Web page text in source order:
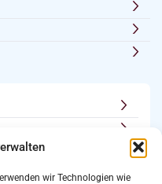
wir Technologien wie